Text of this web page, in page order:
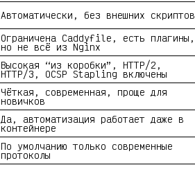
Автоматически, без внешних скриптов
Ограничена Caddyfile, есть плагины,
но не всё из Nginx
Высокая “из коробки”, HTTP/2,
HTTP/3, OCSP Stapling включены
Чёткая, современная, проще для
новичков
Да, автоматизация работает даже в
контейнере
По умолчанию только современные
протоколы